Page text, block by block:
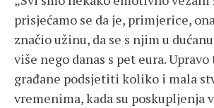
prisjećamo se da je, primjerice,
značio užinu, da se s njim u
više nego danas s pet eura.
građane podsjetiti koliko i mala
vremenima, kada su poskupljenja